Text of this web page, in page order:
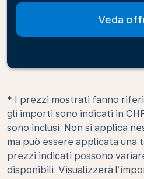
Veda
* I prezzi mostrati fanno
gli importi sono indicati in
sono inclusi. Non si applica
ma può essere applicata una
prezzi indicati possono
disponibili. Visualizzerà